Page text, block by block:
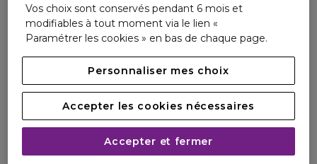
améliorées
Minimum 91% d'ingrédients d'origine naturelle
Vos choix sont conservés pendant 6 mois et
modifiables à tout moment via le lien «
Paramétrer les cookies » en bas de chaque page.
Personnaliser mes choix
Accepter les cookies nécessaires
Accepter et fermer